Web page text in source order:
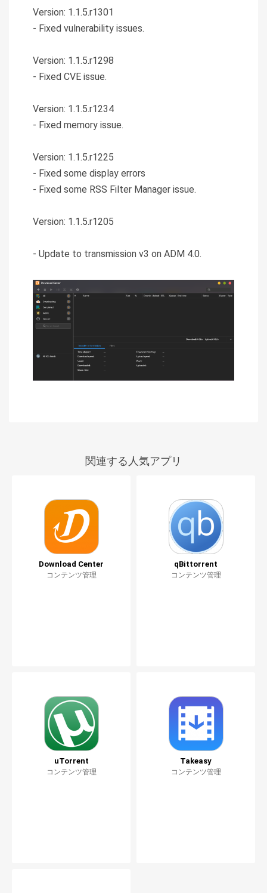
Version: 1.1.5.r1301
- Fixed vulnerability issues.
Version: 1.1.5.r1298
- Fixed CVE issue.
Version: 1.1.5.r1234
- Fixed memory issue.
Version: 1.1.5.r1225
- Fixed some display errors
- Fixed some RSS Filter Manager issue.
Version: 1.1.5.r1205
- Update to transmission v3 on ADM 4.0.
関連する人気アプリ
Download Center
コンテンツ管理
qBittorrent
コンテンツ管理
uTorrent
コンテンツ管理
Takeasy
コンテンツ管理